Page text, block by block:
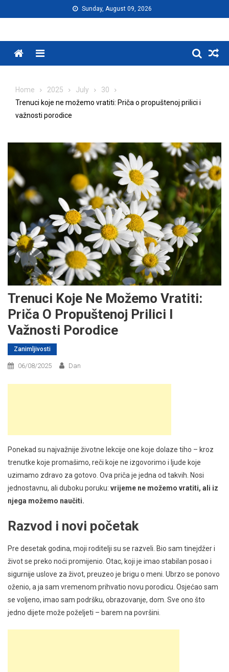
to
Sunday, August 09, 2026
Menu
Home 2025 July
30
Trenuci koje ne možemo vratiti: Priča o propuštenoj prilici i
važnosti porodice
Trenuci Koje Ne Možemo Vratiti:
Priča O Propuštenoj Prilici I
Važnosti Porodice
Zanimljivosti
06/08/2025 Dan
Ponekad su najvažnije životne lekcije one koje dolaze tiho – kroz
trenutke koje promašimo, reči koje ne izgovorimo i ljude koje
uzimamo zdravo za gotovo. Ova priča je jedna od takvih. Nosi
jednostavnu, ali duboku poruku: vrijeme ne možemo vratiti, ali iz
njega možemo naučiti.
Razvod i novi početak
Pre desetak godina, moji roditelji su se razveli. Bio sam tinejdžer i
život se preko noći promijenio. Otac, koji je imao stabilan posao i
sigurnije uslove za život, preuzeo je brigu o meni. Ubrzo se ponovo
oženio, a ja sam vremenom prihvatio novu porodicu. Osjećao sam
se voljeno, imao sam podršku, obrazovanje, dom. Sve ono što
jedno dijete može poželjeti – barem na površini.